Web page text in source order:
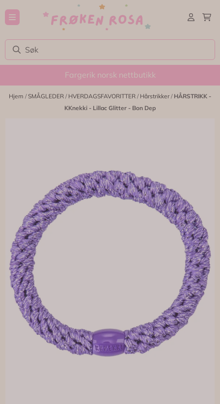
Hopp til innhold
Fargerik norsk nettbutikk
Hjem /SMÅGLEDER / HVERDAGSFAVORITTER / Hårstrikker/ HÅRSTRIKK -
KKnekki - Lillac Glitter - Bon Dep